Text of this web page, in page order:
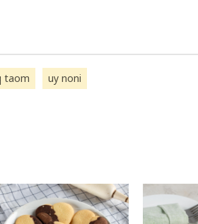
taom uy noni